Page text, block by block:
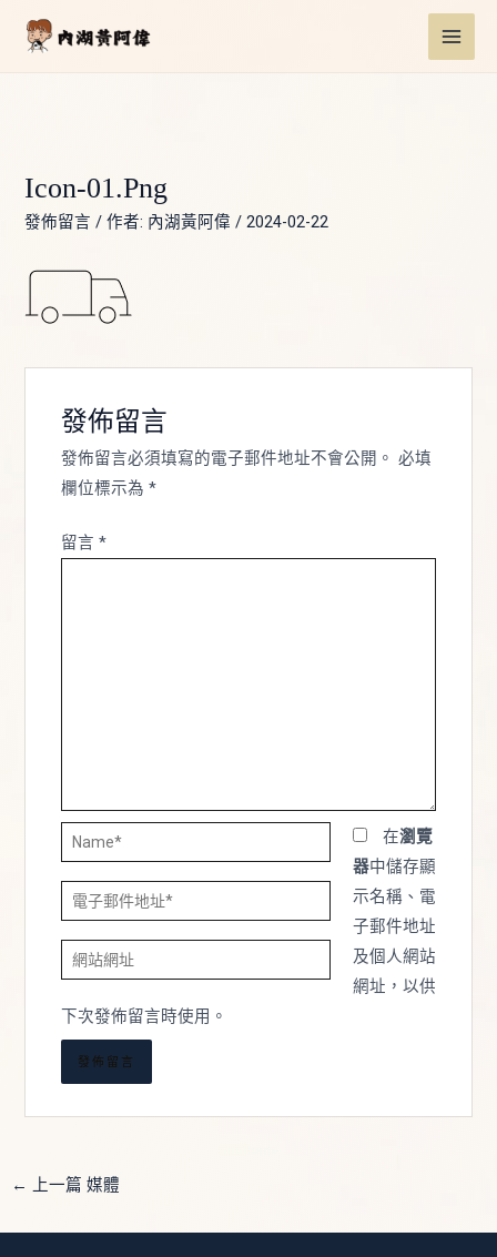
Icon-01.png
發佈留言 / 作者: 內湖黃阿偉/2024-02-22
發佈留言
發佈留言必須填寫的電子郵件地址不會公開。 必填
欄位標示為 *
留言 *
Name*
電
子
郵
件
地
址
網
站
網
址
在瀏覽
器中儲存顯
示名稱、電
子郵件地址
及個人網站
網址，以供
下次發佈留言時使用。
navigation
← 上一篇 媒體